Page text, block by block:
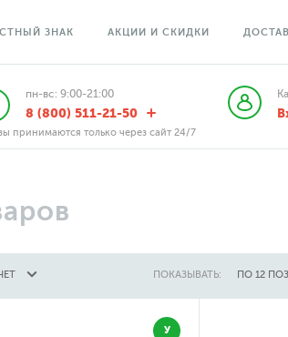
ЗНАК АКЦИИ И СКИДКИ
пн-вс: 9:00-21:00
8 (800) 511-21-50
принимаются только через сайт 24/7
ПОКАЗЫВАТЬ: ПО 12
У